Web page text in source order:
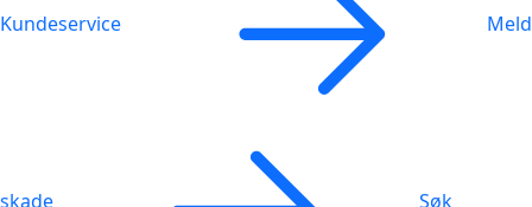
Kundeservice Meld
skade Søk